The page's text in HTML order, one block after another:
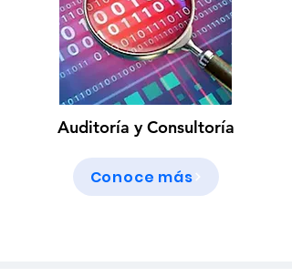
Auditoría y Consultoría
Conoce más